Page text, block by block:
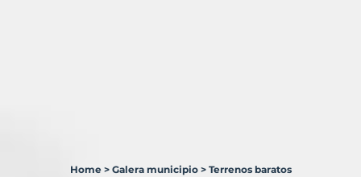
Home > Galera municipio > Terrenos baratos